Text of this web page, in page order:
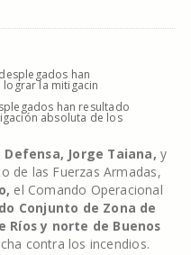
han resultado
absoluta de los
Jorge Taiana,y
de las Fuerzas Armadas,
el Comando Operacional
Conjunto de Zona de
Ríos y norte de Buenos
contra los incendios.